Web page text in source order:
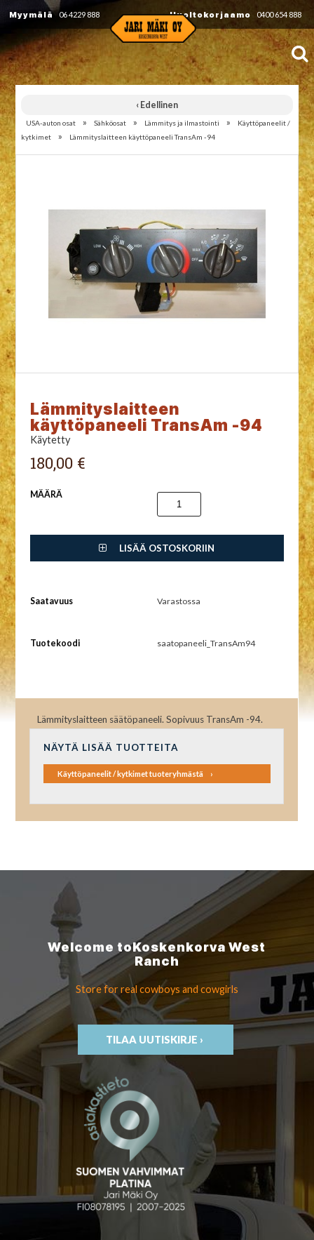
Myymälä 06 4229 888 Huoltokorjaamo 0400 654 888
‹ Edellinen
USA-auton osat » Sähköosat » Lämmitys ja ilmastointi »
Käyttöpaneelit /
kytkimet
» Lämmityslaitteen käyttöpaneeli TransAm -94
Lämmityslaitteen
käyttöpaneeli TransAm -94
Käytetty
180,00 €
MÄÄRÄ
LISÄÄ OSTOSKORIIN
Saatavuus Varastossa
Tuotekoodi saatopaneeli_TransAm94
Lämmityslaitteen säätöpaneeli. Sopivuus TransAm -94.
NÄYTÄ LISÄÄ TUOTTEITA
Käyttöpaneelit / kytkimet tuoteryhmästä
Welcome toKoskenkorvaWest
Ranch
Store for real cowboys and cowgirls
TILAA UUTISKIRJE ›